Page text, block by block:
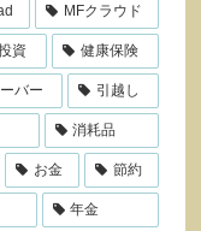
MFクラウド
資 健康保険
バー 引越し
消耗品
お金 節約
年金